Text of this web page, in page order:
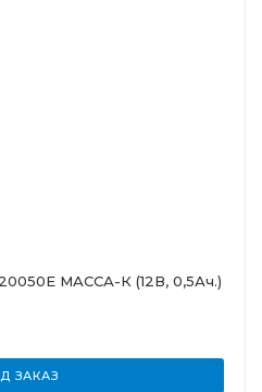
МАССА-К (12В, 0,5Ач.)
ЗАКАЗ